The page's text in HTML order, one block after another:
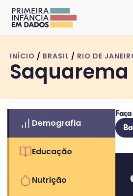
INÍCIO / BRASIL / RIO DE
Saquarema
Demografia
Educação
Nutrição